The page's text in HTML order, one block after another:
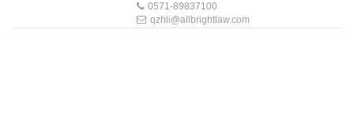
0571-89837100
qzhli@allbrightlaw.com